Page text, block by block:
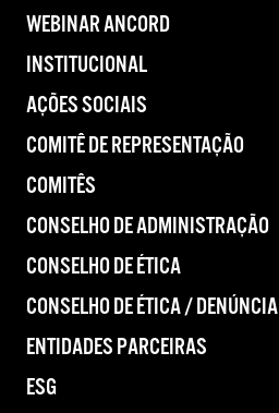
WEBINAR ANCORD
INSTITUCIONAL
AÇÕES SOCIAIS
COMITÊ DE REPRESENTAÇÃO
COMITÊS
CONSELHO DE ADMINISTRAÇÃO
CONSELHO DE ÉTICA
CONSELHO DE ÉTICA / DENÚNCIA
ENTIDADES PARCEIRAS
ESG